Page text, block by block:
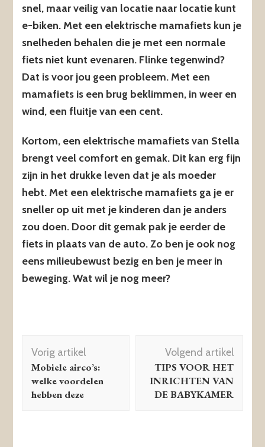
snel, maar veilig van locatie naar locatie kunt
e-biken. Met een elektrische mamafiets kun je
snelheden behalen die je met een normale
fiets niet kunt evenaren. Flinke tegenwind?
Dat is voor jou geen probleem. Met een
mamafiets is een brug beklimmen, in weer en
wind, een fluitje van een cent.
Kortom, een elektrische mamafiets van Stella
brengt veel comfort en gemak. Dit kan erg fijn
zijn in het drukke leven dat je als moeder
hebt. Met een elektrische mamafiets ga je er
sneller op uit met je kinderen dan je anders
zou doen. Door dit gemak pak je eerder de
fiets in plaats van de auto. Zo ben je ook nog
eens milieubewust bezig en ben je meer in
beweging. Wat wil je nog meer?
Berichtnavigatie
Vorig artikel
Mobiele airco’s:
welke voordelen
hebben deze
Volgend artikel
TIPS VOOR HET
INRICHTEN VAN
DE BABYKAMER